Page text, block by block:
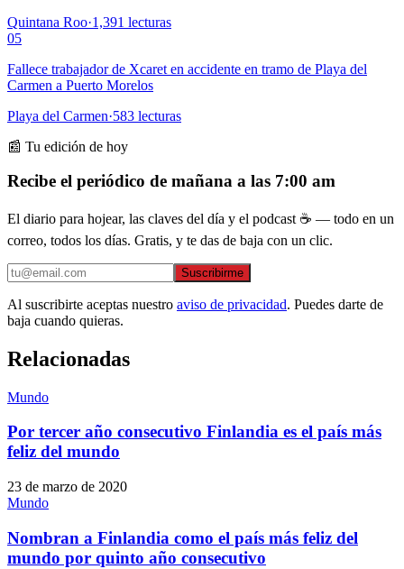
Quintana Roo·1,391 lecturas
05
Fallece trabajador de Xcaret en accidente en tramo de Playa del
Carmen a Puerto Morelos
Playa del Carmen·583 lecturas
📰 Tu edición de hoy
Recibe el periódico de mañana a las 7:00 am
El diario para hojear, las claves del día y el podcast ☕ — todo en un
correo, todos los días. Gratis, y te das de baja con un clic.
Suscribirme
Al suscribirte aceptas nuestro aviso de privacidad. Puedes darte de
baja cuando quieras.
Relacionadas
Mundo
Por tercer año consecutivo Finlandia es el país más
feliz del mundo
23 de marzo de 2020
Mundo
Nombran a Finlandia como el país más feliz del
mundo por quinto año consecutivo